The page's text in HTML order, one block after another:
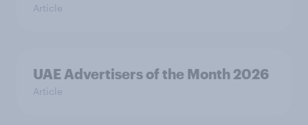
Article
UAE Advertisers of the Month 2026
Article